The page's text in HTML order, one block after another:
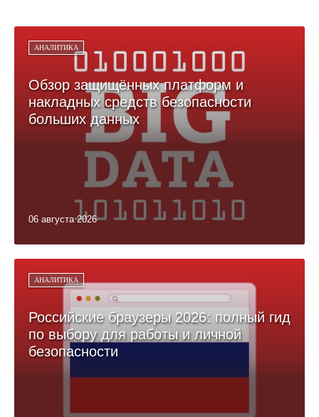
АНАЛИТИКА
Обзор защищённых платформ и
накладных средств безопасности
больших данных
06 августа 2026
АНАЛИТИКА
Российские браузеры 2026: полный гид
по выбору для работы и личной
безопасности